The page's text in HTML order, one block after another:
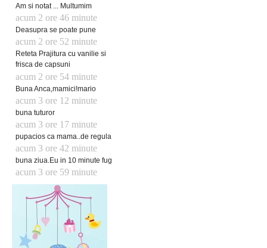
Am si notat ... Multumim
acum 2 ore 46 minute
Deasupra se poate pune
acum 2 ore 52 minute
Reteta Prajitura cu vanilie si
frisca de capsuni
acum 2 ore 54 minute
Buna Anca,mamici!mario
acum 3 ore 12 minute
buna tuturor
acum 3 ore 17 minute
pupacios ca mama..de regula
acum 3 ore 42 minute
buna ziua.Eu in 10 minute fug
acum 3 ore 59 minute